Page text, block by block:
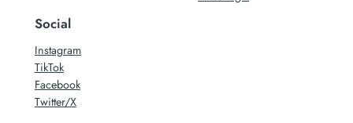
Social
Instagram
TikTok
Facebook
Twitter/X